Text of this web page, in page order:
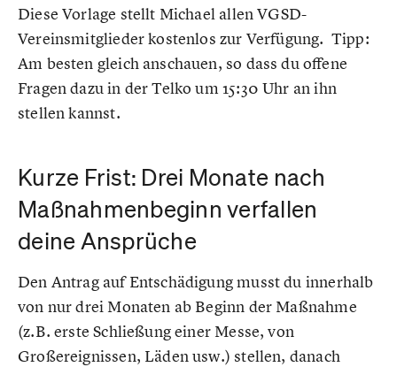
Diese Vorlage stellt Michael allen VGSD-
Vereinsmitglieder kostenlos zur Verfügung. Tipp:
Am besten gleich anschauen, so dass du offene
Fragen dazu in der Telko um 15:30 Uhr an ihn
stellen kannst.
Kurze Frist: Drei Monate nach
Maßnahmenbeginn verfallen
deine Ansprüche
Den Antrag auf Entschädigung musst du innerhalb
von nur drei Monaten ab Beginn der Maßnahme
(z.B. erste Schließung einer Messe, von
Großereignissen, Läden usw.) stellen, danach